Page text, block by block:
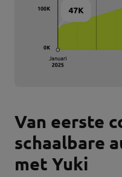
Van eerste
schaalbare
met Yuki